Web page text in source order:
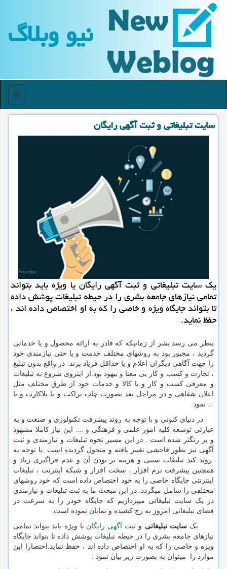
نیو وبلاگ
منو
سایت تبلیغاتی و ثبت آگهی رایگان
یك سایت تبلیغاتی و ثبت آگهی رایگان یا ویژه باید بتواند
تمامی نیازهای جامعه بشری را در حیطه تبلیغات پوشش داده
تا بتواند جایگاه ویژه و خاصی را كه به او اختصاص داده اند ،
حفظ نماید.
بنظر می رسد بشر از زمانیکه که قادر به ارائه محصول و یا خدماتی
گردید ، مجبور بود به روشهای مختلف خدمت و یا حتی نیازمندی خود
را جهت آگاهی دیگران اعلام و یا حداقل فریاد بزند. در واقع بدون تبلیغ
، تجارت و کسب و کار بی معنا و بیهود بود.از اینروی شروع به تبلیغات
و معرفی کسب و کار و یا کالا و خدمات خود از طرق مختلف مثل
اعلان شفاهی و در مراحل بعد بصورت چاپ تراکت و یا پلاکارت و یا
... نمود.
در دنیای کنونی و با توجه به روند پیشرفت تکنولوژی و صنعت و به
عبارتی توسعه کلیه امور علمی و فرهنگی و .... این نیاز کاملا مشهود
و پر رنگتر شده است . در این مسیر نحوه تبلیغات و نیازمندی و ثبت
آگهی نیز بطور فاحشی تغییر یافته و متحول گردیده است .با توجه به
روند کند تبلیغات سنتی و هزینه بر بودن آن و عدم فراگیری زیاد و
همچنین پیشرفت نرم افزار ، سخت افزار و شبکه اینترنت ، تبلیغات
اینترنتی جایگاه خاصی را به خود اختصاص داده است که خود روشهای
مختلفی را شامل میگردد. در این مبحث ما به ثبت تبلیغات و نیازمندی
در یک سایت تبلیغاتی میپردازیم که جایگاه خودر را به سرعت در
فضای تبلیغاتی امروز به رخ کشیده و نمایان نموده است.
یکسایت تبلیغاتی و ثبت آگهی رایگان یا ویژه باید بتواند تمامی
نیازهای جامعه بشری را در حیطه تبلیغات پوشش داده تا بتواند جایگاه
ویژه و خاصی را که به او اختصاص داده اند ، حفظ نماید.اختصارا این
موارد را میتوان به بصورت زیر بیان نمود :